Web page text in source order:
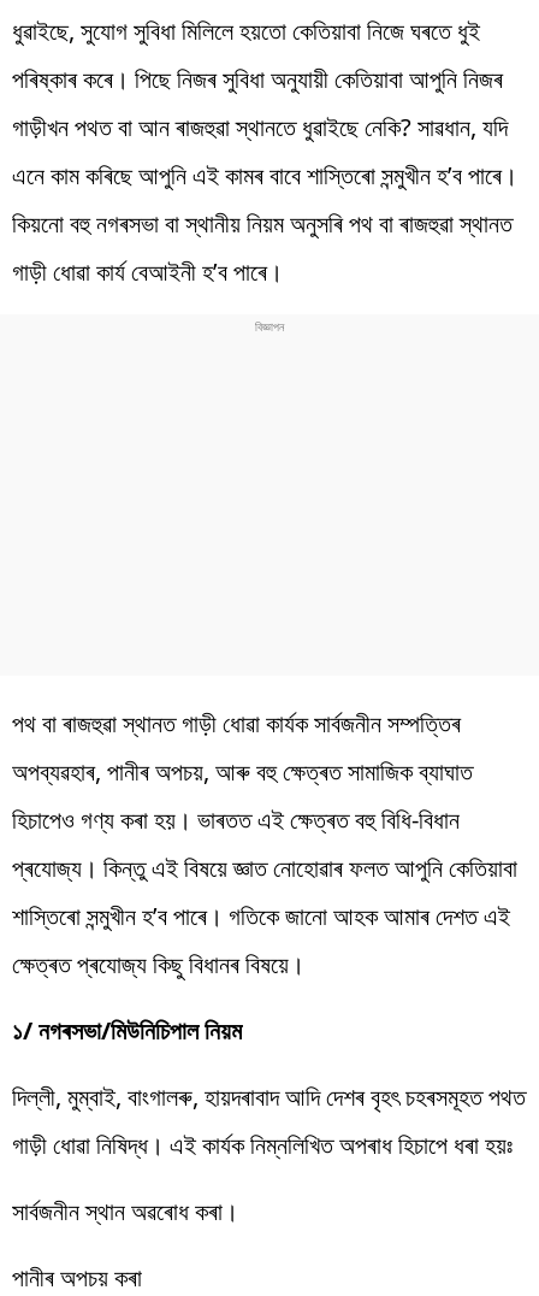
ধুৱাইছে, সুযোগ সুবিধা মিলিলে হয়তো কেতিয়াবা নিজে ঘৰতে ধুই
পৰিষ্কাৰ কৰে। পিছে নিজৰ সুবিধা অনুযায়ী কেতিয়াবা আপুনি নিজৰ
গাড়ীখন পথত বা আন ৰাজহুৱা স্থানতে ধুৱাইছে নেকি? সাৱধান, যদি
এনে কাম কৰিছে আপুনি এই কামৰ বাবে শাস্তিৰো সন্মুখীন হ’ব পাৰে।
কিয়নো বহু নগৰসভা বা স্থানীয় নিয়ম অনুসৰি পথ বা ৰাজহুৱা স্থানত
গাড়ী ধোৱা কাৰ্য বেআইনী হ’ব পাৰে।
পথ বা ৰাজহুৱা স্থানত গাড়ী ধোৱা কাৰ্যক সাৰ্বজনীন সম্পত্তিৰ
অপব্যৱহাৰ, পানীৰ অপচয়, আৰু বহু ক্ষেত্ৰত সামাজিক ব্যাঘাত
হিচাপেও গণ্য কৰা হয়। ভাৰতত এই ক্ষেত্ৰত বহু বিধি-বিধান
প্ৰযোজ্য। কিন্তু এই বিষয়ে জ্ঞাত নোহোৱাৰ ফলত আপুনি কেতিয়াবা
শাস্তিৰো সন্মুখীন হ’ব পাৰে। গতিকে জানো আহক আমাৰ দেশত এই
ক্ষেত্ৰত প্ৰযোজ্য কিছু বিধানৰ বিষয়ে।
১/ নগৰসভা/মিউনিচিপাল নিয়ম
দিল্লী, মুম্বাই, বাংগালৰু, হায়দৰাবাদ আদি দেশৰ বৃহৎ চহৰসমূহত পথত
গাড়ী ধোৱা নিষিদ্ধ। এই কাৰ্যক নিম্নলিখিত অপৰাধ হিচাপে ধৰা হয়ঃ
সাৰ্বজনীন স্থান অৱৰোধ কৰা।
পানীৰ অপচয় কৰা